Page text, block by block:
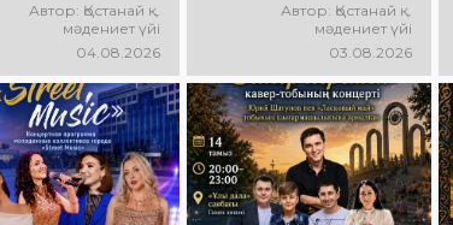
«Даму
жобасының
қатысатын
дән»
өтеді!
жас
жарқын
әсем әндер,
Автор: Қостанай қ.
мәдениет үйі
04.08.2026
«Карнавал» би
ансамблінің
бағдарламасы өтеді!
Ансамбль жетекшісі
— Шамиль
Фахрутдинов.
Сіздерді әсерлі
хореографиялық
қойылымдар, жарқын
Автор: Қостанай қ.
мәдениет үйі
03.08.2026